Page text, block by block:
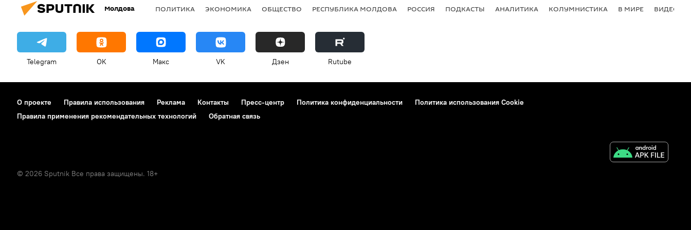
Молдова ПОЛИТИКА ЭКОНОМИКА ОБЩЕСТВО РЕСПУБЛИКА МОЛДОВА РОССИЯ ПОДКАСТЫ АНАЛИТИКА КОЛУМНИСТИКА В МИРЕ ВИДЕО
Telegram OK Макс VK Дзен Rutube
О проекте Правила использования Реклама Контакты Пресс-центр Политика конфиденциальности
Политика использования Cookie
Правила применения рекомендательных технологий
Обратная связь
© 2026 Sputnik Все права защищены. 18+